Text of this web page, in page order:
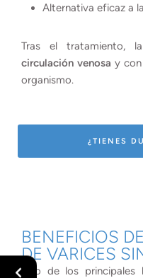
Alternativa eficaz a
Tras el tratamiento,
circulación venosa y
organismo.
¿TIENES
BENEFICIOS
DE VARICES
Uno de los